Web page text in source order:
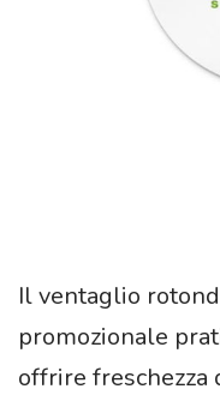
Il ventaglio
promozionale
offrire freschezza